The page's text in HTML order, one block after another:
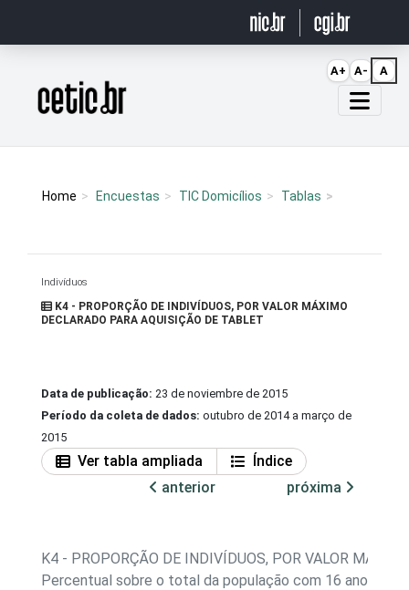
Página inicial
Home Encuestas TIC Domicílios Tablas
Indivíduos
K4 - PROPORÇÃO DE INDIVÍDUOS, POR VALOR MÁXIMO
DECLARADO PARA AQUISIÇÃO DE TABLET
Data de publicação: 23 de noviembre de 2015
Período da coleta de dados: outubro de 2014 a março de
2015
Ver tabla ampliada
Índice
anterior
próxima
K4 - PROPORÇÃO DE INDIVÍDUOS, POR VALOR
Percentual sobre o total da população com 16 anos ou
A+ A- A